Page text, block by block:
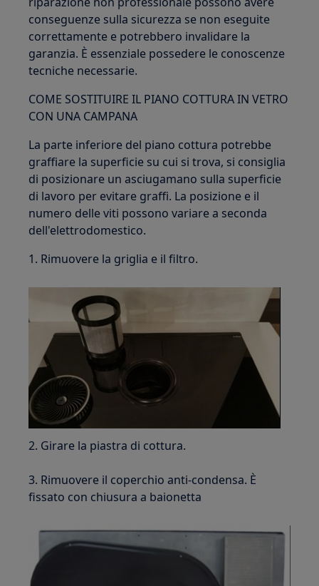
conseguenze sulla sicurezza se non eseguite
correttamente e potrebbero invalidare la
garanzia. È essenziale possedere le conoscenze
tecniche necessarie.
COME SOSTITUIRE IL PIANO COTTURA IN VETRO
CON UNA CAMPANA
La parte inferiore del piano cottura potrebbe
graffiare la superficie su cui si trova, si consiglia
di posizionare un asciugamano sulla superficie
di lavoro per evitare graffi. La posizione e il
numero delle viti possono variare a seconda
dell'elettrodomestico.
1. Rimuovere la griglia e il filtro.
2. Girare la piastra di cottura.
3. Rimuovere il coperchio anti-condensa. È
fissato con chiusura a baionetta